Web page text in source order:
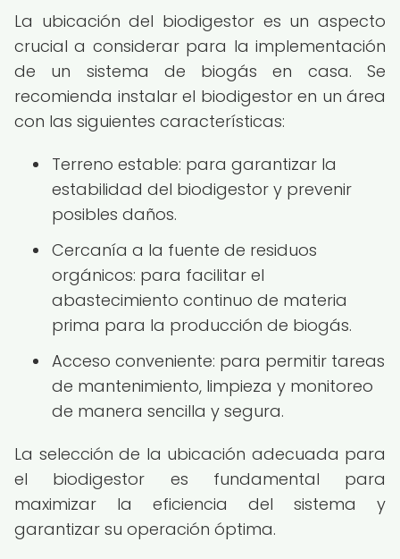
La ubicación del biodigestor es un aspecto
crucial a considerar para la implementación
de un sistema de biogás en casa. Se
recomienda instalar el biodigestor en un área
con las siguientes características:
Terreno estable: para garantizar la
estabilidad del biodigestor y prevenir
posibles daños.
Cercanía a la fuente de residuos
orgánicos: para facilitar el
abastecimiento continuo de materia
prima para la producción de biogás.
Acceso conveniente: para permitir tareas
de mantenimiento, limpieza y monitoreo
de manera sencilla y segura.
La selección de la ubicación adecuada para
el biodigestor es fundamental para
maximizar la eficiencia del sistema y
garantizar su operación óptima.